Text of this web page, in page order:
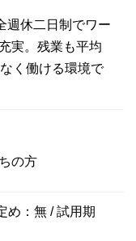
週休二日制でワー
実。残業も平均
く働ける環境で
の方
め：無 / 試用期